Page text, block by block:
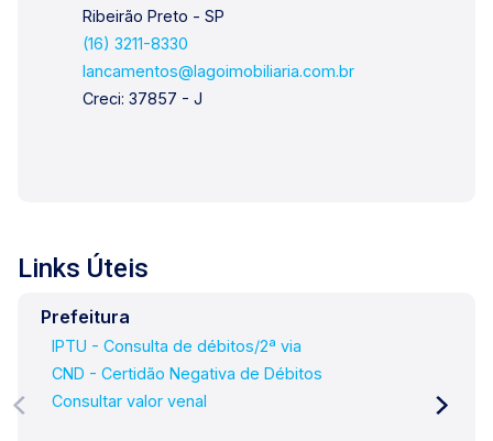
Ribeirão Preto - SP
(16) 3211-8330
lancamentos@lagoimobiliaria.com.br
Creci: 37857 - J
Links Úteis
Prefeitura
IPTU - Consulta de débitos/2ª via
CND - Certidão Negativa de Débitos
Consultar valor venal